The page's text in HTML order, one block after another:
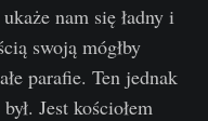
nam się ładny i
swoją mógłby
parafie. Ten jednak
Jest kościołem